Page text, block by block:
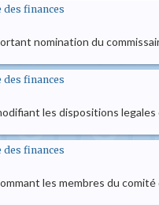
des finances
nomination du
des finances
les dispositions
des finances
les membres du